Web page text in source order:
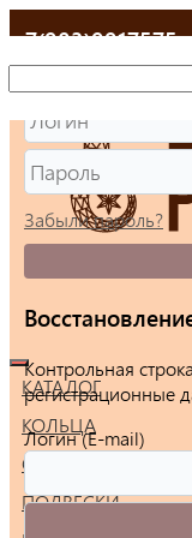
+7(903)9917575
КАТАЛОГ
КОЛЬЦА
СЕРЬГИ
ПОДВЕСКИ
Забыли пароль?
Контрольная
регистрационные
Логин (E-mail)